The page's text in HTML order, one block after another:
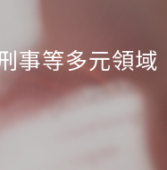
事等多元領域